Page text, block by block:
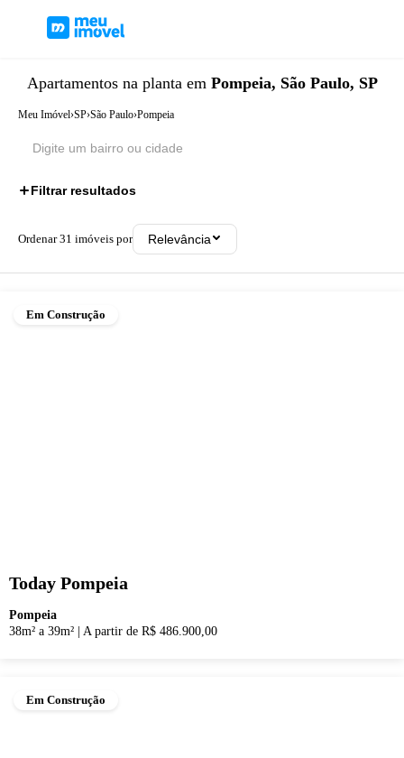
Apartamentos na planta em Pompeia, São Paulo, SP
Meu Imóvel›SP›São Paulo›Pompeia
Filtrar resultados
Ordenar31 imóveis por Relevância
Em Construção
Today Pompeia
Pompeia
38m² a 39m²
A partir de R$ 486.900,00
Em Construção